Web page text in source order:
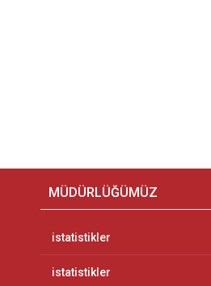
MÜDÜRLÜĞÜMÜZ
istatistikler
istatistikler